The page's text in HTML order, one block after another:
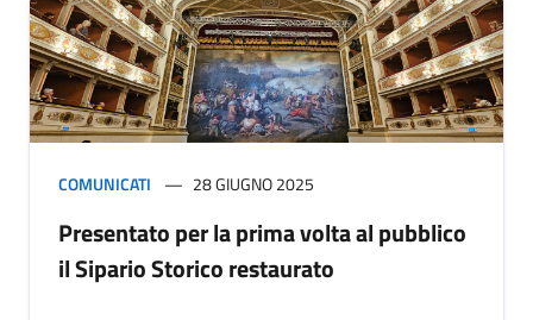
COMUNICATI 28 GIUGNO 2025
Presentato per la prima volta al pubblico
il Sipario Storico restaurato